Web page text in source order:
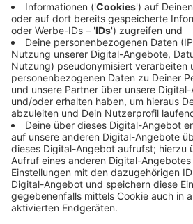
telemedizinische
Praxen an welchen Tagen wann
Notdienst für kranke Kinder und
haben, findet Ihr hier.
Anzeige
Zusätzliches Angebot
Anzeige
Von Heiligabend 10 Uhr bis zum